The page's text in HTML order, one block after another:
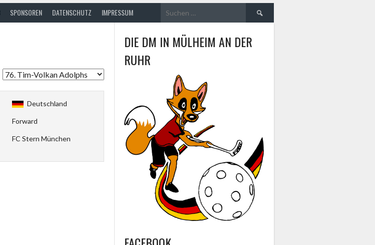
SPONSOREN DATENSCHUTZ IMPRESSUM
Suche
nach:
Deutschland
Forward
FC Stern München
DIE DM IN MÜLHEIM AN DER
RUHR